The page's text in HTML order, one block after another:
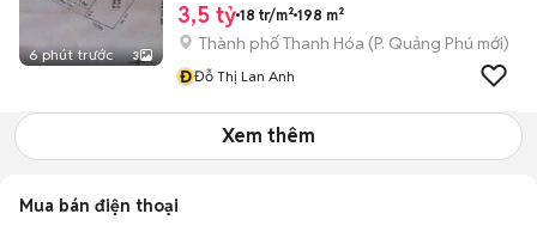
6 phút trước 3
3,5 tỷ 18 tr/m² 198 m²
Thành phố Thanh Hóa (P. Quảng Phú mới)
ĐĐỗ Thị Lan Anh
Xem thêm
Mua bán điện thoại